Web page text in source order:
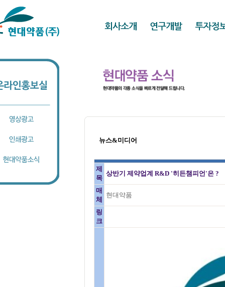
뉴스&미디어
제
목
상반기 제약업계 R&D '히든챔피언'은 ?
매
체
현대약품
링
크